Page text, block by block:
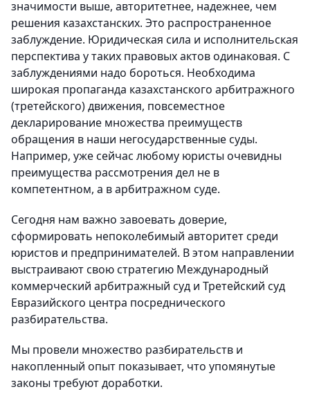
значимости выше, авторитетнее, надежнее, чем
решения казахстанских. Это распространенное
заблуждение. Юридическая сила и исполнительская
перспектива у таких правовых актов одинаковая. С
заблуждениями надо бороться. Необходима
широкая пропаганда казахстанского арбитражного
(третейского) движения, повсеместное
декларирование множества преимуществ
обращения в наши негосударственные суды.
Например, уже сейчас любому юристы очевидны
преимущества рассмотрения дел не в
компетентном, а в арбитражном суде.
Сегодня нам важно завоевать доверие,
сформировать непоколебимый авторитет среди
юристов и предпринимателей. В этом направлении
выстраивают свою стратегию Международный
коммерческий арбитражный суд и Третейский суд
Евразийского центра посреднического
разбирательства.
Мы провели множество разбирательств и
накопленный опыт показывает, что упомянутые
законы требуют доработки.